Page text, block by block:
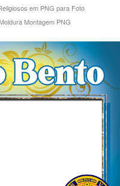
em PNG para Foto
Montagem PNG